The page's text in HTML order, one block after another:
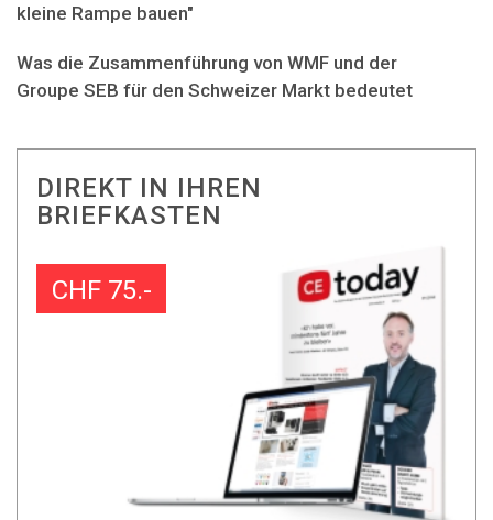
kleine Rampe bauen"
Was die Zusammenführung von WMF und der
Groupe SEB für den Schweizer Markt bedeutet
DIREKT IN IHREN
BRIEFKASTEN
CHF 75.-